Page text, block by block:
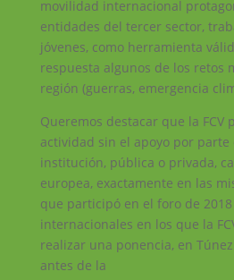
movilidad internacional
entidades del tercer sector,
jóvenes, como herramienta
respuesta algunos de los retos
región (guerras, emergencia
Queremos destacar que la FCV
actividad sin el apoyo por
institución, pública o privada,
europea, exactamente en las
que participó en el foro de
internacionales en los que la
realizar una ponencia, en
antes de la